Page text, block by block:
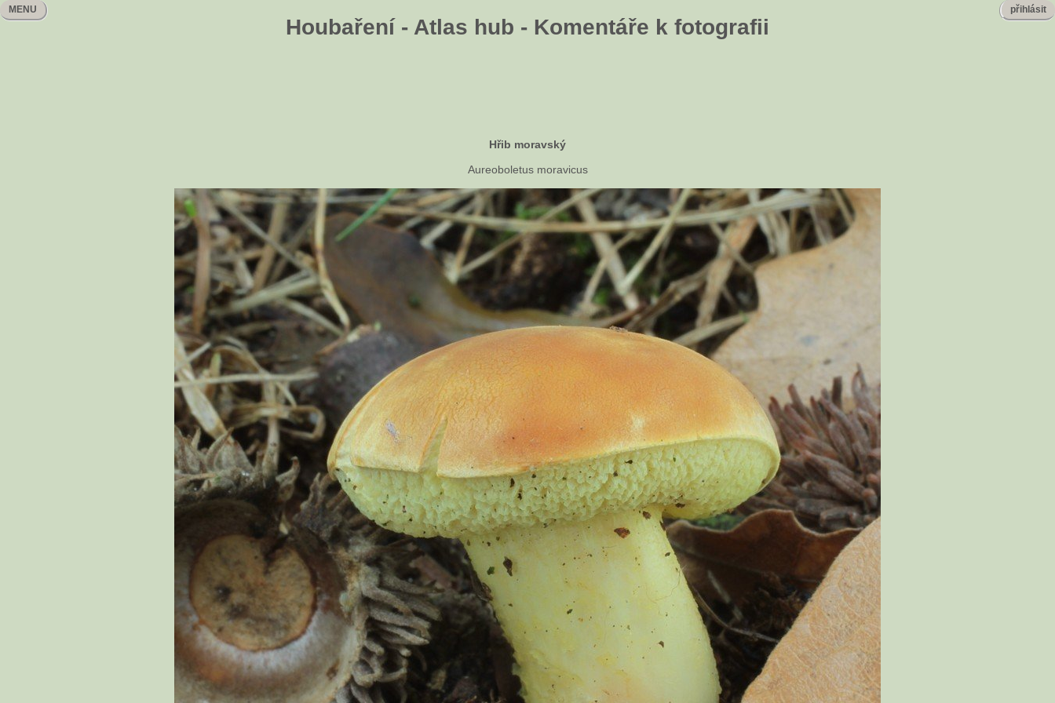
Houbaření - Atlas hub - Komentáře k fotografii
přihlásit
MENU
Hřib moravský
Aureoboletus moravicus